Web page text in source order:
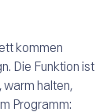
kommen
Die Funktion ist
warm halten,
Programm: